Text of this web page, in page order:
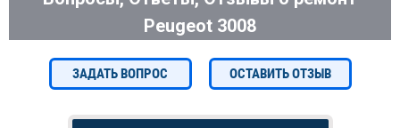
Peugeot 3008
ЗАДАТЬ ВОПРОС ОСТАВИТЬ ОТЗЫВ